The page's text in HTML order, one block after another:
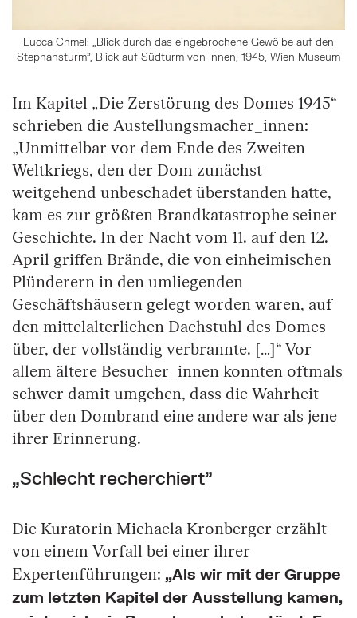
Lucca Chmel: „Blick durch das eingebrochene Gewölbe auf den
Stephansturm", Blick auf Südturm von Innen, 1945, Wien Museum
Im Kapitel „Die Zerstörung des Domes 1945“
schrieben die Austellungsmacher_innen:
„Unmittelbar vor dem Ende des Zweiten
Weltkriegs, den der Dom zunächst
weitgehend unbeschadet überstanden hatte,
kam es zur größten Brandkatastrophe seiner
Geschichte. In der Nacht vom 11. auf den 12.
April griffen Brände, die von einheimischen
Plünderern in den umliegenden
Geschäftshäusern gelegt worden waren, auf
den mittelalterlichen Dachstuhl des Domes
über, der vollständig verbrannte. […]“ Vor
allem ältere Besucher_innen konnten oftmals
schwer damit umgehen, dass die Wahrheit
über den Dombrand eine andere war als jene
ihrer Erinnerung.
„Schlecht recherchiert"
Die Kuratorin Michaela Kronberger erzählt
von einem Vorfall bei einer ihrer
Expertenführungen: „Als wir mit der Gruppe
zum letzten Kapitel der Ausstellung kamen,